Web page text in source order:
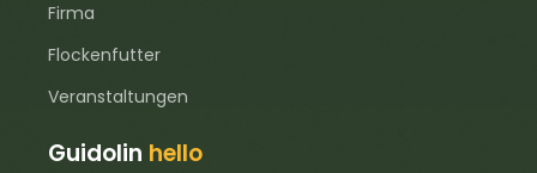
Firma
Flockenfutter
Veranstaltungen
Guidolin hello